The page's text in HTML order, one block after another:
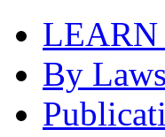
LEARN
By Laws